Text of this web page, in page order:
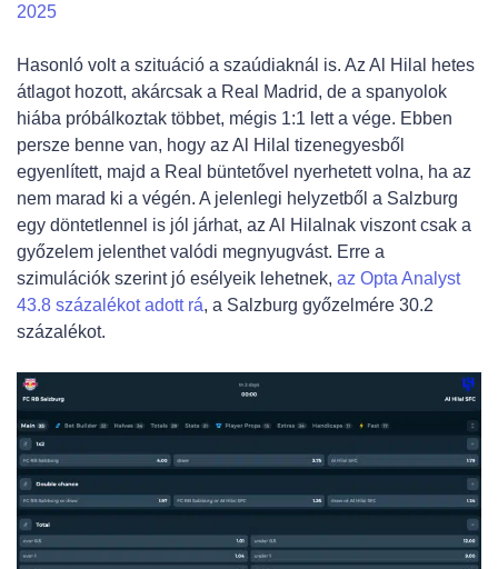
2025
Hasonló volt a szituáció a szaúdiaknál is. Az Al Hilal hetes
átlagot hozott, akárcsak a Real Madrid, de a spanyolok
hiába próbálkoztak többet, mégis 1:1 lett a vége. Ebben
persze benne van, hogy az Al Hilal tizenegyesből
egyenlített, majd a Real büntetővel nyerhetett volna, ha az
nem marad ki a végén. A jelenlegi helyzetből a Salzburg
egy döntetlennel is jól járhat, az Al Hilalnak viszont csak a
győzelem jelenthet valódi megnyugvást. Erre a
szimulációk szerint jó esélyeik lehetnek, az Opta Analyst
43.8 százalékot adott rá, a Salzburg győzelmére 30.2
százalékot.